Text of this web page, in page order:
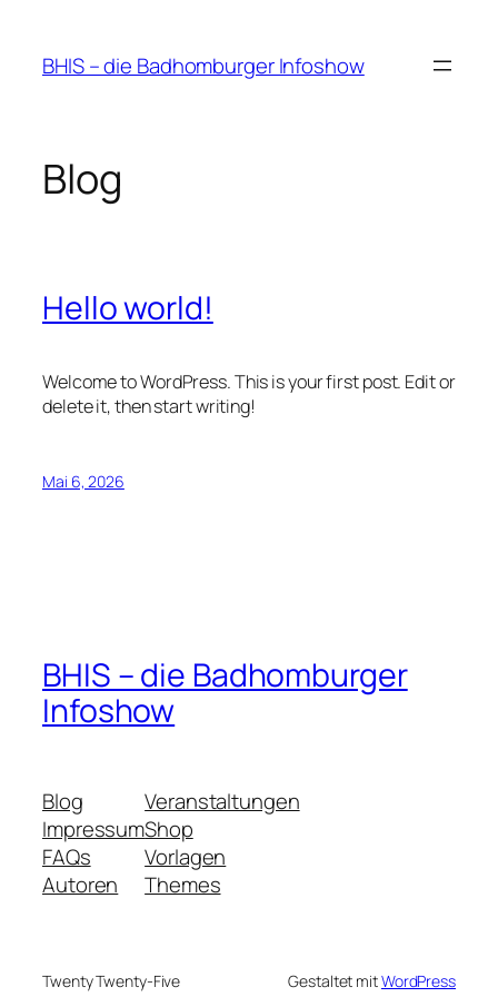
springen
BHIS – die Badhomburger Infoshow
Blog
Hello world!
Welcome to WordPress. This is your first post. Edit or
delete it, then start writing!
Mai 6, 2026
BHIS – die Badhomburger
Infoshow
Blog
Impressum
FAQs
Autoren
Veranstaltungen
Shop
Vorlagen
Themes
Twenty Twenty-Five Gestaltet mitWordPress